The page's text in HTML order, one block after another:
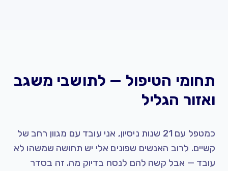
תחומי הטיפול — לתושבי משגב
ואזור הגליל
כמטפל עם 21 שנות ניסיון, אני עובד עם מגוון רחב של
קשיים. לרוב האנשים שפונים אלי יש תחושה שמשהו לא
עובד — אבל קשה להם לנסח בדיוק מה. זה בסדר